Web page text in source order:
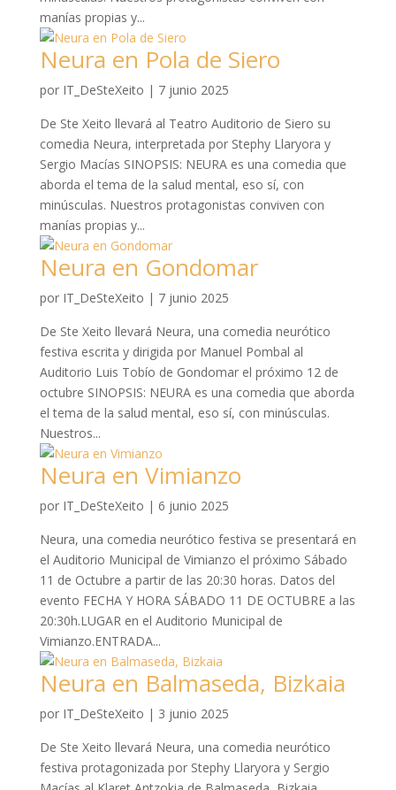
manías propias y...
Neura en Pola de Siero
por IT_DeSteXeito | 7 junio 2025
De Ste Xeito llevará al Teatro Auditorio de Siero su
comedia Neura, interpretada por Stephy Llaryora y
Sergio Macías SINOPSIS: NEURA es una comedia que
aborda el tema de la salud mental, eso sí, con
minúsculas. Nuestros protagonistas conviven con
manías propias y...
Neura en Gondomar
por IT_DeSteXeito | 7 junio 2025
De Ste Xeito llevará Neura, una comedia neurótico
festiva escrita y dirigida por Manuel Pombal al
Auditorio Luis Tobío de Gondomar el próximo 12 de
octubre SINOPSIS: NEURA es una comedia que aborda
el tema de la salud mental, eso sí, con minúsculas.
Nuestros...
Neura en Vimianzo
por IT_DeSteXeito | 6 junio 2025
Neura, una comedia neurótico festiva se presentará en
el Auditorio Municipal de Vimianzo el próximo Sábado
11 de Octubre a partir de las 20:30 horas. Datos del
evento FECHA Y HORA SÁBADO 11 DE OCTUBRE a las
20:30h.LUGAR en el Auditorio Municipal de
Vimianzo.ENTRADA...
Neura en Balmaseda, Bizkaia
por IT_DeSteXeito | 3 junio 2025
De Ste Xeito llevará Neura, una comedia neurótico
festiva protagonizada por Stephy Llaryora y Sergio